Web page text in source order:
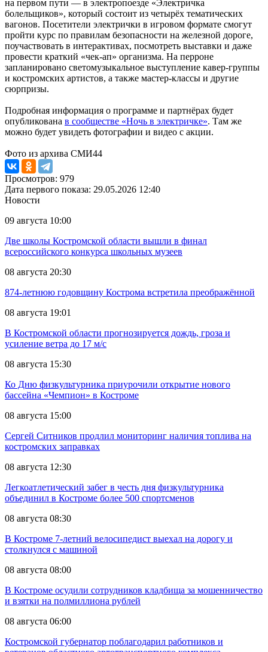
на первом пути — в электропоезде «Электричка
болельщиков», который состоит из четырёх тематических
вагонов. Посетители электрички в игровом формате смогут
пройти курс по правилам безопасности на железной дороге,
поучаствовать в интерактивах, посмотреть выставки и даже
провести краткий «чек-ап» организма. На перроне
запланировано светомузыкальное выступление кавер-группы
и костромских артистов, а также мастер-классы и другие
сюрпризы.
Подробная информация о программе и партнёрах будет
опубликована в сообществе «Ночь в электричке». Там же
можно будет увидеть фотографии и видео с акции.
Фото из архива СМИ44
Просмотров: 979
Дата первого показа: 29.05.2026 12:40
Новости
09 августа 10:00
Две школы Костромской области вышли в финал
всероссийского конкурса школьных музеев
08 августа 20:30
874-летнюю годовщину Кострома встретила преображённой
08 августа 19:01
В Костромской области прогнозируется дождь, гроза и
усиление ветра до 17 м/с
08 августа 15:30
Ко Дню физкультурника приурочили открытие нового
бассейна «Чемпион» в Костроме
08 августа 15:00
Сергей Ситников продлил мониторинг наличия топлива на
костромских заправках
08 августа 12:30
Легкоатлетический забег в честь дня физкультурника
объединил в Костроме более 500 спортсменов
08 августа 08:30
В Костроме 7-летний велосипедист выехал на дорогу и
столкнулся с машиной
08 августа 08:00
В Костроме осудили сотрудников кладбища за мошенничество
и взятки на полмиллиона рублей
08 августа 06:00
Костромской губернатор поблагодарил работников и